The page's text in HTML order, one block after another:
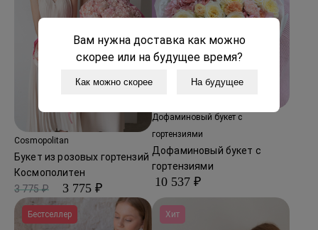
Cosmopolitan
Букет из розовых гортензий
Космополитен
3 775 ₽
3 775 ₽
Дофаминовый букет с
гортензиями
Дофаминовый букет с
гортензиями
10 537 ₽
Бестселлер Хит
Вам нужна доставка как можно
скорее или на будущее время?
Как можно скорее На будущее